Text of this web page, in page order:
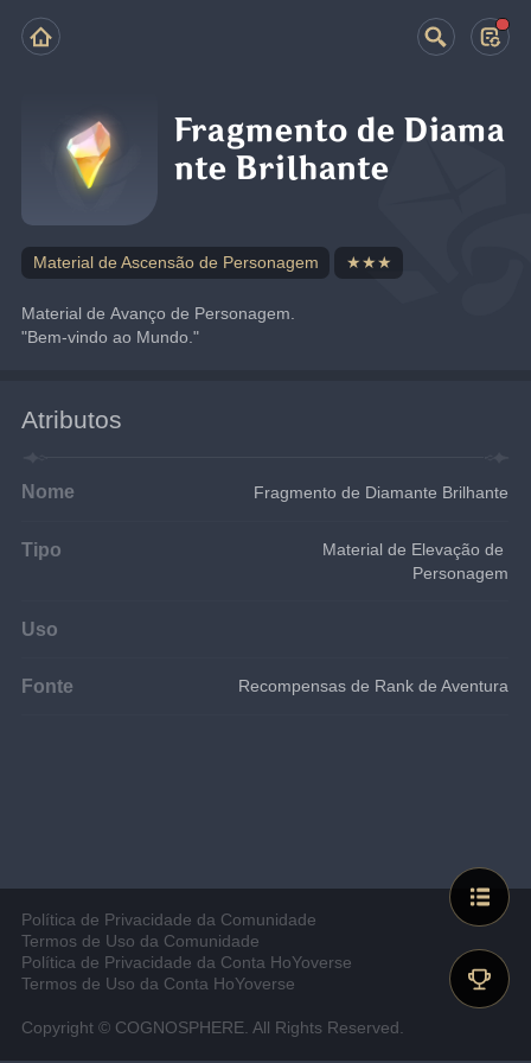
Fragmento de Diama
nte Brilhante
Material de Ascensão de Personagem ★★★
Material de Avanço de Personagem.
"Bem-vindo ao Mundo."
Atributos
Nome Fragmento de Diamante Brilhante
Tipo
Material de Elevação de
Personagem
Uso
Fonte Recompensas de Rank de Aventura
Política de Privacidade da Comunidade
Termos de Uso da Comunidade
Política de Privacidade da Conta HoYoverse
Termos de Uso da Conta HoYoverse
Copyright © COGNOSPHERE. All Rights Reserved.